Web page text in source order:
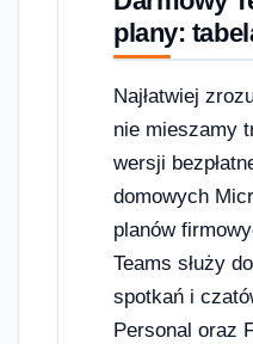
plany:
Najłatwiej
nie mieszamy
wersji
domowych
planów
Teams służy
spotkań i
Personal oraz